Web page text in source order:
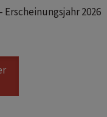
Erscheinungsjahr 2026